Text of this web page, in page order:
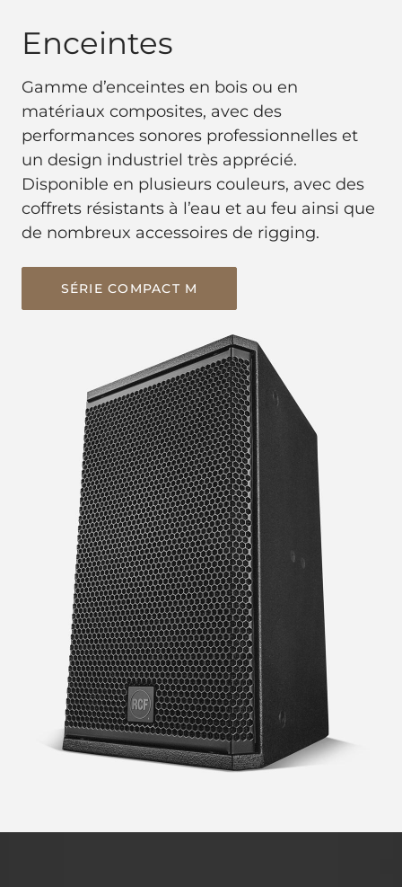
Enceintes
Gamme d’enceintes en bois ou en
matériaux composites, avec des
performances sonores professionnelles et
un design industriel très apprécié.
Disponible en plusieurs couleurs, avec des
coffrets résistants à l’eau et au feu ainsi que
de nombreux accessoires de rigging.
SÉRIE COMPACT M